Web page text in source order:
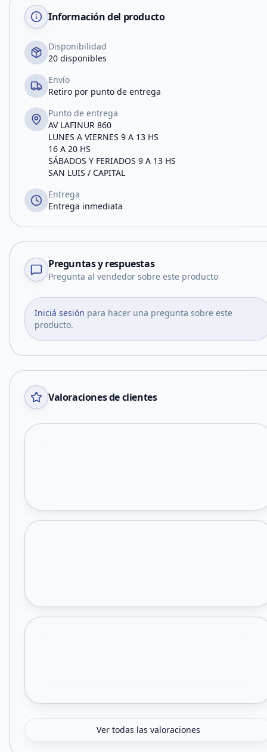
Información del producto
Disponibilidad
20 disponibles
Envío
Retiro por punto de entrega
Punto de entrega
AV LAFINUR 860
LUNES A VIERNES 9 A 13 HS
16 A 20 HS
SÁBADOS Y FERIADOS 9 A 13 HS
SAN LUIS / CAPITAL
Entrega
Entrega inmediata
Preguntas y respuestas
Pregunta al vendedor sobre este producto
Iniciá sesión para hacer una pregunta sobre este
producto.
Valoraciones de clientes
Ver todas las valoraciones